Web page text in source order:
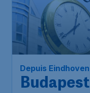
Depuis Eindhoven
Budapest